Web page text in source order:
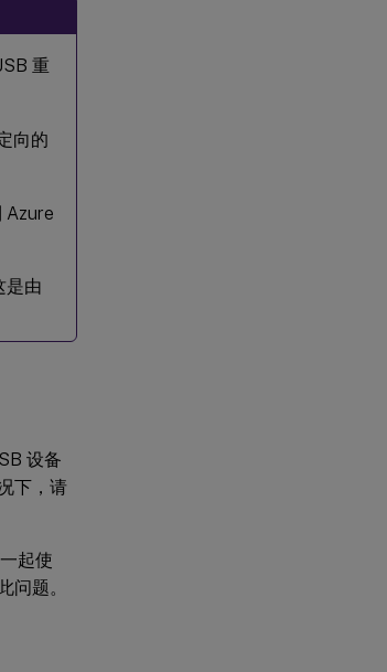
重
向的
Azure
是由
设备
下，请
起使
问题。